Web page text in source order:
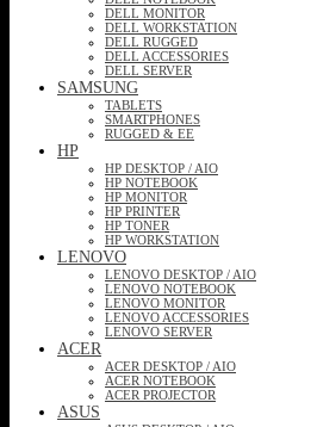
DELL MONITOR
DELL WORKSTATION
DELL RUGGED
DELL ACCESSORIES
DELL SERVER
SAMSUNG
TABLETS
SMARTPHONES
RUGGED & EE
HP
HP DESKTOP / AIO
HP NOTEBOOK
HP MONITOR
HP PRINTER
HP TONER
HP WORKSTATION
LENOVO
LENOVO DESKTOP / AIO
LENOVO NOTEBOOK
LENOVO MONITOR
LENOVO ACCESSORIES
LENOVO SERVER
ACER
ACER DESKTOP / AIO
ACER NOTEBOOK
ACER PROJECTOR
ASUS